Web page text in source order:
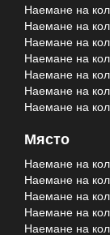
Наемане на
Наемане на
Наемане на
Наемане на
Наемане на
Наемане на
Наемане на
Място
Наемане на
Наемане на
Наемане на
Наемане на
Наемане на